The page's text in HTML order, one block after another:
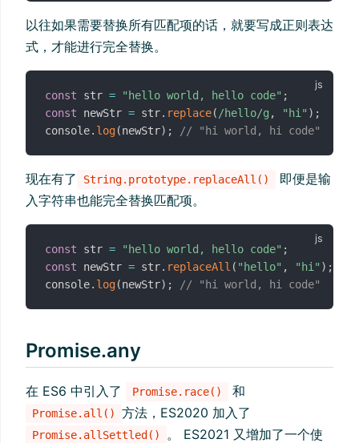
以往如果需要替换所有匹配项的话，就要写成正则表达
式，才能进行完全替换。
const str = "hello world, hello code" ;
const newStr = str. replace( /hello/g , "hi" ) ;
console. log(newStr) ; // "hi world, hi code"
现在有了 String.prototype.replaceAll()
即便是输
入字符串也能完全替换匹配项。
const str = "hello world, hello code" ;
const newStr = str. replaceAll ( "hello" , "hi" ) ;
console. log(newStr) ; // "hi world, hi code"
Promise.any
在 ES6 中引入了 Promise.race() 和
Promise.all() 方法，ES2020 加入了
Promise.allSettled() 。 ES2021 又增加了一个使